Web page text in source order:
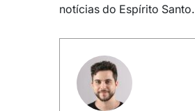
notícias do Espírito Santo.